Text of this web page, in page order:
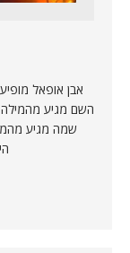
אבן אופאל
השם מגיע מהמילה